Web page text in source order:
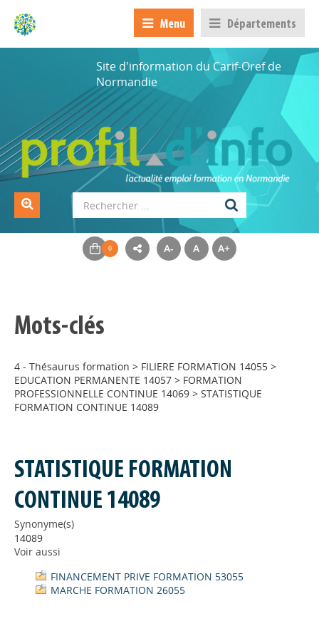
Menu Départements
Site d'information du Carif-Oref de
Normandie
A- A A+
Mots-clés
4 - Thésaurus formation > FILIERE FORMATION 14055 >
EDUCATION PERMANENTE 14057 > FORMATION
PROFESSIONNELLE CONTINUE 14069 > STATISTIQUE
FORMATION CONTINUE 14089
STATISTIQUE FORMATION
CONTINUE 14089
Synonyme(s)
14089
Voir aussi
FINANCEMENT PRIVE FORMATION 53055
MARCHE FORMATION 26055